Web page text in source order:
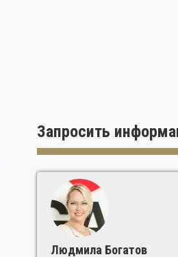
Запросить
Людмила Богатов